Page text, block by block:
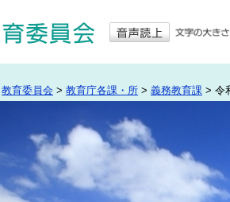
教育委員会 > 教育庁各課・所 > 義務教育課 > 令